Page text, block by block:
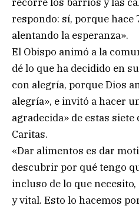
respondo: sí, porque hace
alentando la esperanza».
El Obispo animó a la
dé lo que ha decidido en
con alegría, porque Dios
alegría», e invitó a hacer
agradecida» de estas siete
Caritas.
«Dar alimentos es dar
descubrir por qué tengo
incluso de lo que
y vital. Esto lo hacemos